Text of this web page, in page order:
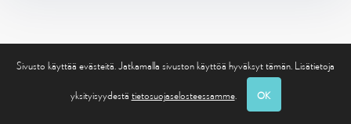
Sivusto käyttää evästeitä. Jatkamalla sivuston käyttöä hyväksyt tämän. Lisätietoja
yksityisyydestä tietosuojaselosteessamme. OK